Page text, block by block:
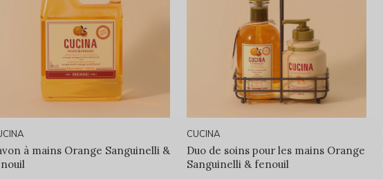
à mains Orange Sanguinelli &
CUCINA
Duo de soins pour les mains Orange
Sanguinelli & fenouil